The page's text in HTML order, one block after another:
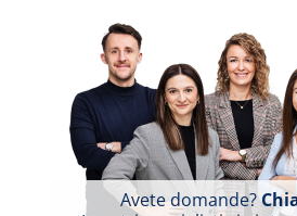
Avete domande?